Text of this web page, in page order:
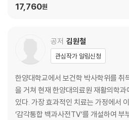
소근육만의 문제? NO!
테니스공 활동│고무줄 낚시│마녀 손가
게로 쏙쏙│스포이트 활동│모루 낚시│엄
동│골프티 활동│실 꿰기│고무줄 빼기│
마리 휴지 감기│종이컵 저글링│카드 나
활동
:: 일상생활에서 우리 아이 연필 바르게
17,760원
공저 김원철
관심작가 알림신청
한양대학교에서 보건학 박사학위를 취
을 거쳐 현재 한양대의료원 재활의학
있다. 가장 효과적인 치료는 가정에서
‘감각통합 백과사전TV’를 개설하여